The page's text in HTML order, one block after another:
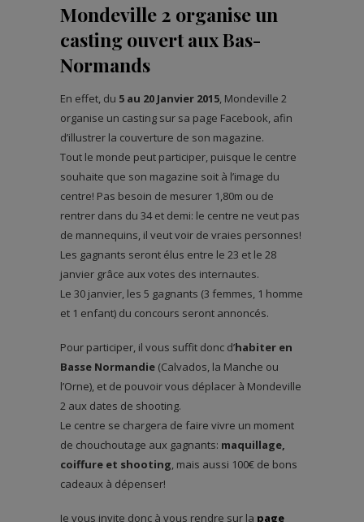
Mondeville 2 organise un
casting ouvert aux Bas-
Normands
En effet, du 5 au 20 Janvier 2015, Mondeville 2
organise un casting sur sa page Facebook, afin
d’illustrer la couverture de son magazine.
Tout le monde peut participer, puisque le centre
souhaite que son magazine soit à l’image du
centre! Pas besoin de mesurer 1,80m ou de
rentrer dans du 34 et demi: le centre ne veut pas
de mannequins, il veut voir de vraies personnes!
Les gagnants seront élus entre le 23 et le 28
janvier grâce aux votes des internautes.
Le 30 janvier, les 5 gagnants (3 femmes, 1 homme
et 1 enfant) du concours seront annoncés.
Pour participer, il vous suffit donc d’habiter en
Basse Normandie (Calvados, la Manche ou
l’Orne), et de pouvoir vous déplacer à Mondeville
2 aux dates de shooting.
Le centre se chargera de faire vivre un moment
de chouchoutage aux gagnants: maquillage,
coiffure et shooting, mais aussi 100€ de bons
cadeaux à dépenser!
Je vous invite donc à vous rendre sur la page